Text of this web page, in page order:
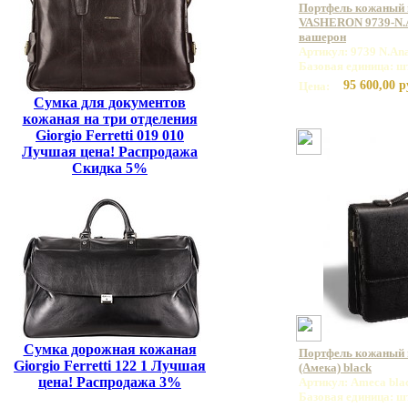
Сумка для документов
кожаная на три отделения
Giorgio Ferretti 019 010
Лучшая цена! Распродажа
Скидка 5%
Сумка дорожная кожаная
Giorgio Ferretti 122 1 Лучшая
цена! Распродажа 3%
Портфель кожаный
VASHERON 9739-
вашерон
Артикул: 9739
Базовая единица:
Цена:
95 600,00
Портфель кожаный
(Амека) black
Артикул: Ameca
Базовая единица: